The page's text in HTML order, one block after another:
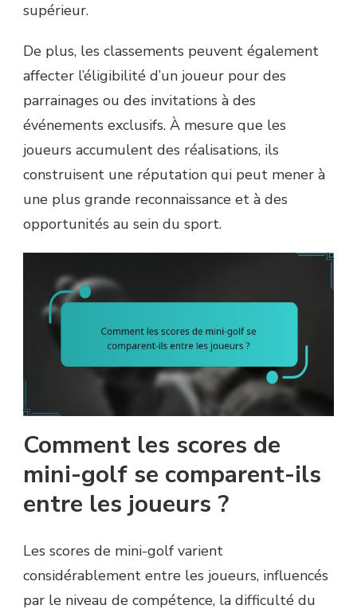
supérieur.
De plus, les classements peuvent également
affecter l’éligibilité d’un joueur pour des
parrainages ou des invitations à des
événements exclusifs. À mesure que les
joueurs accumulent des réalisations, ils
construisent une réputation qui peut mener à
une plus grande reconnaissance et à des
opportunités au sein du sport.
Comment les scores de
mini-golf se comparent-ils
entre les joueurs ?
Les scores de mini-golf varient
considérablement entre les joueurs, influencés
par le niveau de compétence, la difficulté du